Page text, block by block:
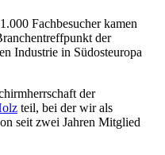
Fachbesucher kamen
der
Industrie in Südosteuropa
der
teil, bei der wir als
seit zwei Jahren Mitglied